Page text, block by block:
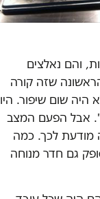
והם נאלצים
שזה קורה
שום שיפור. היו
אבל הפעם המצב
מודעת לכך. כמה
גם חדר מנוחה